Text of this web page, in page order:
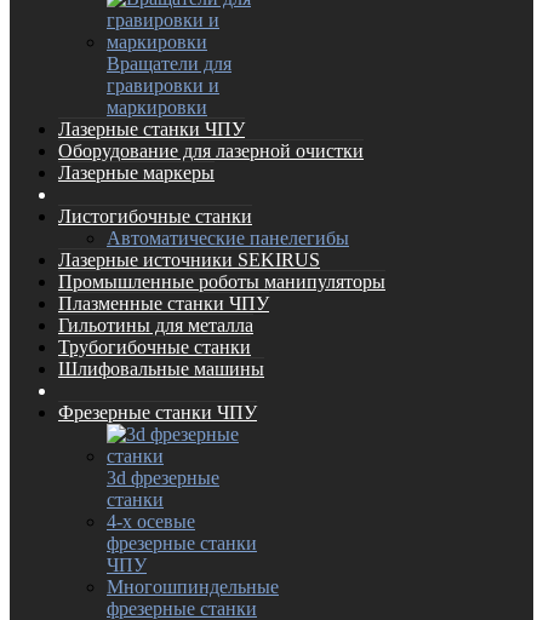
Вращатели для
гравировки и
маркировки
Лазерные станки ЧПУ
Оборудование для лазерной очистки
Лазерные маркеры
Листогибочные станки
Автоматические панелегибы
Лазерные источники SEKIRUS
Промышленные роботы манипуляторы
Плазменные станки ЧПУ
Гильотины для металла
Трубогибочные станки
Шлифовальные машины
Фрезерные станки ЧПУ
3d фрезерные
станки
4-х осевые
фрезерные станки
ЧПУ
Многошпиндельные
фрезерные станки